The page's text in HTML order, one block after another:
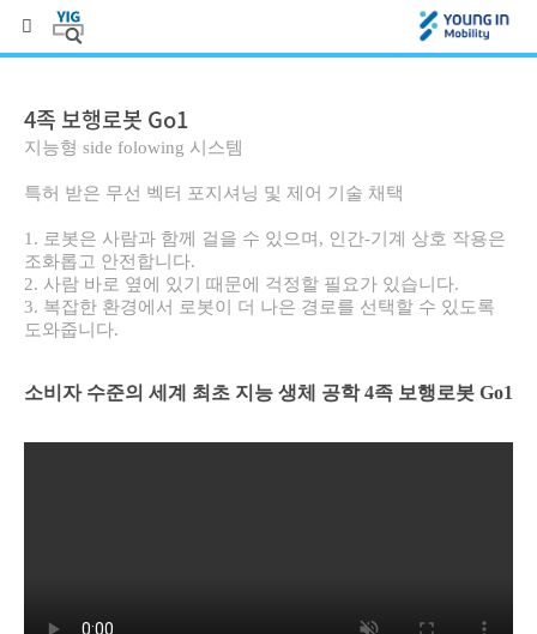
4족 보행로봇 Go1
지능형 side folowing 시스템
특허 받은 무선 벡터 포지셔닝 및 제어 기술 채택
​1. 로봇은 사람과 함께 걸을 수 있으며, 인간-기계 상호 작용은
조화롭고 안전합니다.
2. 사람 바로 옆에 있기 때문에 걱정할 필요가 있습니다.
3. 복잡한 환경에서 로봇이 더 나은 경로를 선택할 수 있도록
도와줍니다.
소비자 수준의 세계 최초 지능 생체 공학 4족 보행로봇 Go1